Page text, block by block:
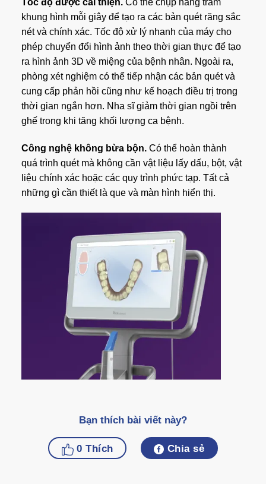
Tốc độ được cải thiện.Có thể chụp hàng trăm
khung hình mỗi giây để tạo ra các bản quét răng sắc
nét và chính xác. Tốc độ xử lý nhanh của máy cho
phép chuyển đổi hình ảnh theo thời gian thực để tạo
ra hình ảnh 3D về miệng của bệnh nhân. Ngoài ra,
phòng xét nghiệm có thể tiếp nhận các bản quét và
cung cấp phản hồi cũng như kế hoạch điều trị trong
thời gian ngắn hơn. Nha sĩ giảm thời gian ngồi trên
ghế trong khi tăng khối lượng ca bệnh.
Công nghệ không bừa bộn.Có thể hoàn thành
quá trình quét mà không cần vật liệu lấy dấu, bột, vật
liệu chính xác hoặc các quy trình phức tạp. Tất cả
những gì cần thiết là que và màn hình hiển thị.
Bạn thích bài viết này?
0Thích Chia sẻ